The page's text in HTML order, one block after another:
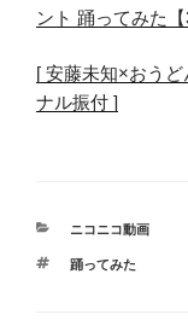
ント 踊ってみた【
[ 安藤未知×おう
ナル振付 ]
カ
ゴ
ニコニコ動画
タ
踊ってみた